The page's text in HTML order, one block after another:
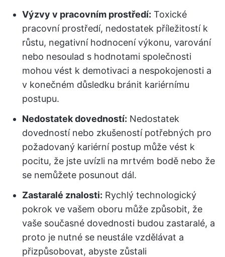
Výzvy v pracovním prostředí: Toxické
pracovní prostředí, nedostatek příležitostí k
růstu, negativní hodnocení výkonu, varování
nebo nesoulad s hodnotami společnosti
mohou vést k demotivaci a nespokojenosti a
v konečném důsledku bránit kariérnímu
postupu.
Nedostatek dovedností: Nedostatek
dovedností nebo zkušeností potřebných pro
požadovaný kariérní postup může vést k
pocitu, že jste uvízli na mrtvém bodě nebo že
se nemůžete posunout dál.
Zastaralé znalosti: Rychlý technologický
pokrok ve vašem oboru může způsobit, že
vaše současné dovednosti budou zastaralé, a
proto je nutné se neustále vzdělávat a
přizpůsobovat, abyste zůstali